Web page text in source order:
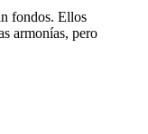
fondos. Ellos
armonías, pero